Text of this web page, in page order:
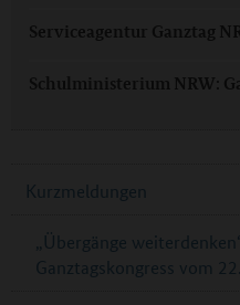
Serviceagentur Ganztag
Schulministerium NRW:
Kurzmeldungen
„Übergänge
Ganztagskongress vom